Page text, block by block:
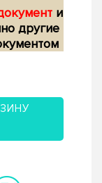
и
другие